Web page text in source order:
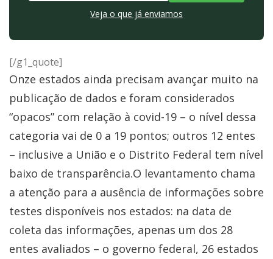
Veja o que já enviamos
[/g1_quote]
Onze estados ainda precisam avançar muito na
publicação de dados e foram considerados
“opacos” com relação à covid-19 – o nível dessa
categoria vai de 0 a 19 pontos; outros 12 entes
– inclusive a União e o Distrito Federal tem nível
baixo de transparência.O levantamento chama
a atenção para a ausência de informações sobre
testes disponíveis nos estados: na data de
coleta das informações, apenas um dos 28
entes avaliados – o governo federal, 26 estados